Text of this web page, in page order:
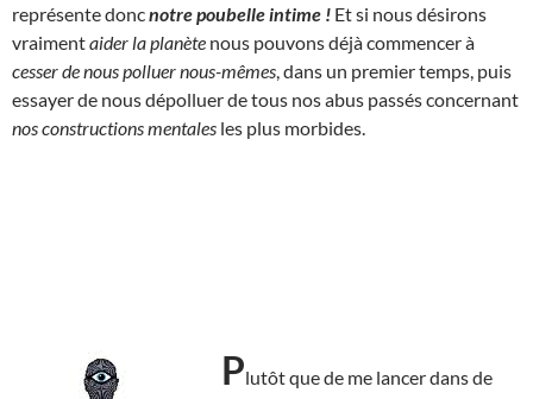
représente doncnotre poubelle intime ! Et si nous désirons
vraimentaider la planète nous pouvons déjà commencer à
cesser de nous polluer nous-mêmes , dans un premier temps, puis
essayer de nous dépolluer de tous nos abus passés concernant
nos constructions mentales les plus morbides.
Plutôt que de me lancer dans de